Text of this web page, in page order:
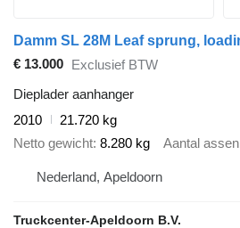
€ 13.000 Exclusief BTW
Dieplader aanhanger
2010
21.720 kg
Netto gewicht 8.280 kg Aantal assen
Nederland, Apeldoorn
Truckcenter-Apeldoorn B.V.